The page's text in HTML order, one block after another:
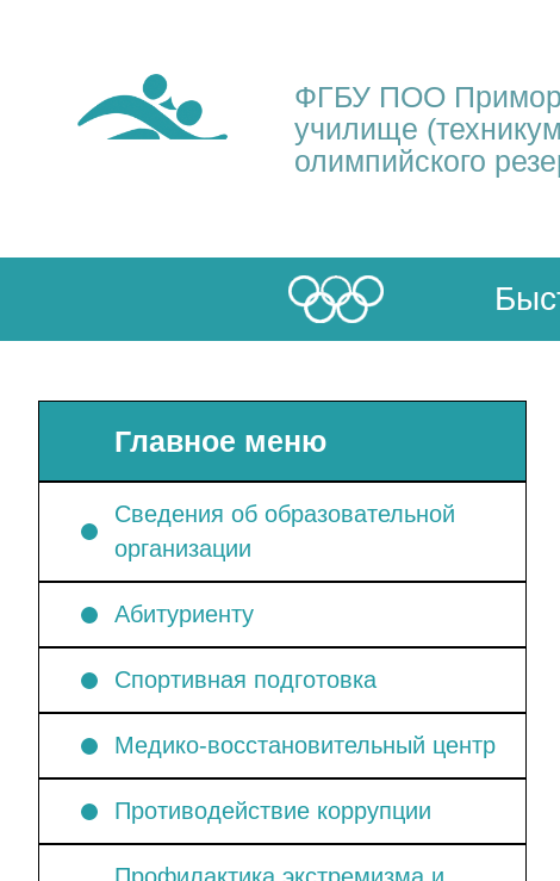
ФГБУ ПОО
училище
олимпийского
Главное меню
Сведения об образовательной
организации
Абитуриенту
Спортивная подготовка
Медико-восстановительный центр
Противодействие коррупции